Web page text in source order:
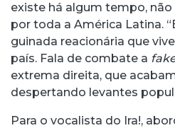
existe há algum tempo, não
por toda a América Latina.
guinada reacionária que
país. Fala de combate a
extrema direita, que
despertando levantes
Para o vocalista do Ira!,